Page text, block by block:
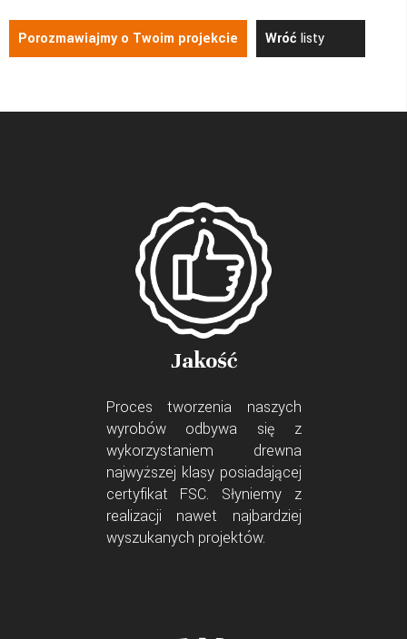
Porozmawiajmy o Twoim projekcie Wróć listy
Jakość
Proces tworzenia naszych
wyrobów odbywa się z
wykorzystaniem drewna
najwyższej klasy posiadającej
certyfikat FSC. Słyniemy z
realizacji nawet najbardziej
wyszukanych projektów.